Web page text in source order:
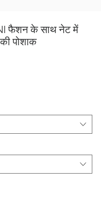
फैशन के साथ नेट में
पोशाक